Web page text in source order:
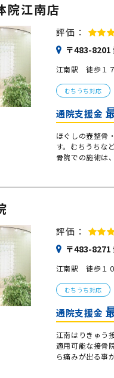
院江南店
評価：
〒483-8201
江南駅 徒歩１
むちうち対応
通院支援金
ほぐしの壺整骨
す。むちうちな
骨院での施術は
評価：
〒483-8271
江南駅 徒歩１
むちうち対応
通院支援金
江南はりきゅう
適用可能な接骨
ら痛みが出る事